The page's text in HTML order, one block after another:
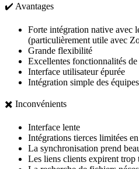
✔️ Avantages
Forte intégration native avec
(particulièrement utile avec
Grande flexibilité
Excellentes fonctionnalités
Interface utilisateur épurée
Intégration simple des équipes
✖️ Inconvénients
Interface lente
Intégrations tierces limitées
La synchronisation prend
Les liens clients expirent trop